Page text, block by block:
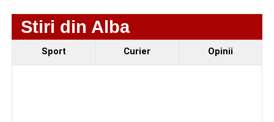
Incendiu la un autoturism pe Autostrada A1, în zona
Școala de Fotbal Valea Frumoasei își întărește
Stiri din Alba
Sport Curier Opinii